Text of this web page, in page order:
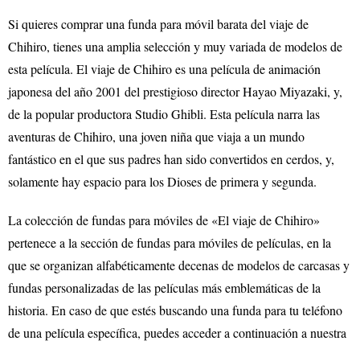
Si quieres comprar una funda para móvil barata del viaje de
Chihiro, tienes una amplia selección y muy variada de modelos de
esta película. El viaje de Chihiro es una película de animación
japonesa del año 2001 del prestigioso director Hayao Miyazaki, y,
de la popular productora Studio Ghibli. Esta película narra las
aventuras de Chihiro, una joven niña que viaja a un mundo
fantástico en el que sus padres han sido convertidos en cerdos, y,
solamente hay espacio para los Dioses de primera y segunda.
La colección de fundas para móviles de «El viaje de Chihiro»
pertenece a la sección de fundas para móviles de películas, en la
que se organizan alfabéticamente decenas de modelos de carcasas y
fundas personalizadas de las películas más emblemáticas de la
historia. En caso de que estés buscando una funda para tu teléfono
de una película específica, puedes acceder a continuación a nuestra